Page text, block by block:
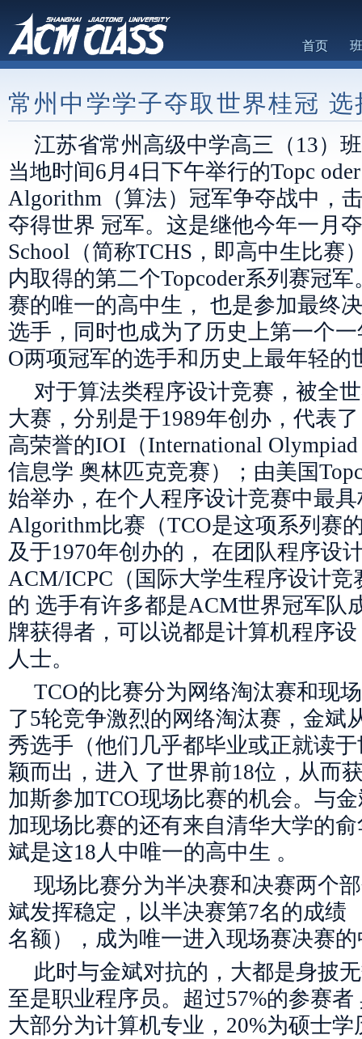
首页
常州中学学子夺取世界桂冠 选
江苏省常州高级中学高三（13）
当地时间6月4日下午举行的Topc
Algorithm（算法）冠军争夺战中，
夺得世界 冠军。这是继他今年一月
School（简称TCHS，即高中生比赛
内取得的第二个Topcoder系列赛冠
赛的唯一的高中生， 也是参加最终
选手，同时也成为了历史上第一个
O两项冠军的选手和历史上最年轻的
对于算法类程序设计竞赛，被全
大赛，分别是于1989年创办，代表
高荣誉的IOI（International
信息学 奥林匹克竞赛）；由美国
始举办，在个人程序设计竞赛中最具
Algorithm比赛（TCO是这项系列赛
及于1970年创办的， 在团队程序设
ACM/ICPC（国际大学生程序设计竞
的 选手有许多都是ACM世界冠军队
牌获得者，可以说都是计算机程序
人士。
TCO的比赛分为网络淘汰赛和现
了5轮竞争激烈的网络淘汰赛，金斌
秀选手（他们几乎都毕业或正就读
颖而出，进入 了世界前18位，从而
加斯参加TCO现场比赛的机会。与
加现场比赛的还有来自清华大学的
斌是这18人中唯一的高中生 。
现场比赛分为半决赛和决赛两个
斌发挥稳定，以半决赛第7名的成绩
名额），成为唯一进入现场赛决赛
此时与金斌对抗的，大都是身披
至是职业程序员。超过57%的参赛
大部分为计算机专业，20%为硕士